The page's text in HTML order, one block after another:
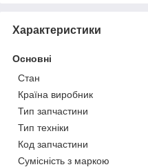
Характеристики
Основні
Стан
Країна виробник
Тип запчастини
Тип техніки
Код запчастини
Сумісність з маркою